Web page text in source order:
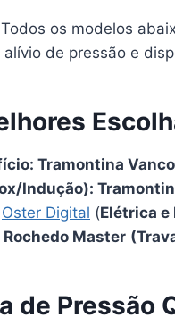
Todos os modelos
de pressão e
Tramontina
Indução):
Oster Digital (Elétrica
Rochedo Master
de Pressão